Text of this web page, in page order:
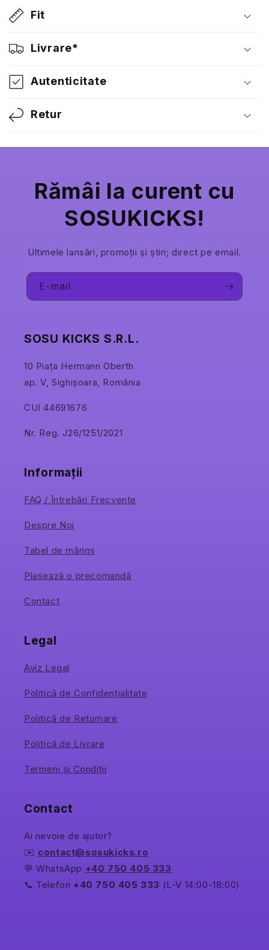
Fit
Livrare*
Autenticitate
Retur
Rămâi la curent cu
SOSUKICKS!
Ultimele lansări, promoții și știri; direct pe email.
E-mail
SOSU KICKS S.R.L.
10 Piața Hermann Oberth
ap. V, Sighișoara, România
CUI 44691676
Nr. Reg. J26/1251/2021
Informații
FAQ / Întrebări Frecvente
Despre Noi
Tabel de mărimi
Plasează o precomandă
Contact
Legal
Aviz Legal
Politică de Confidențialitate
Politică de Returnare
Politică de Livrare
Termeni și Condiții
Contact
Ai nevoie de ajutor?
✉️ contact@sosukicks.ro
💬 WhatsApp +40 750 405 333
📞 Telefon +40 750 405 333 (L-V 14:00-18:00)